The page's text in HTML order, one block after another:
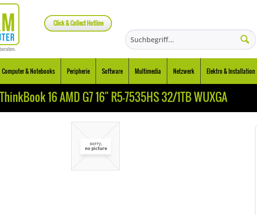
Click & Collect Hotline
Computer & Notebooks Peripherie Software Multimedia Netzwerk Elektro & Installation
16 AMD G7 16" R5-7535HS 32/1TB WUXGA